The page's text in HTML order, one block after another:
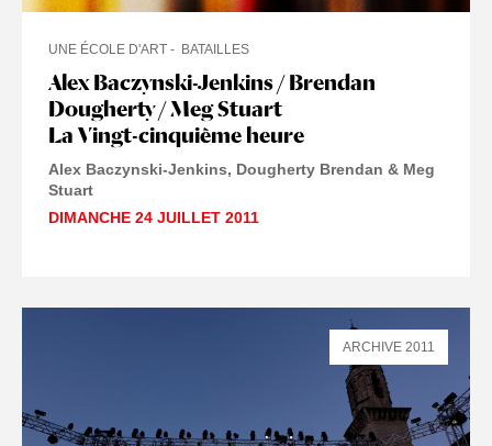
Alex Baczynski-Jenkins / Brendan
Dougherty / Meg Stuart
La Vingt-cinquième heure
UNE ÉCOLE D'ART BATAILLES
Alex Baczynski-Jenkins, Dougherty Brendan & Meg
Stuart
DIMANCHE 24 JUILLET 2011
ARCHIVE 2011